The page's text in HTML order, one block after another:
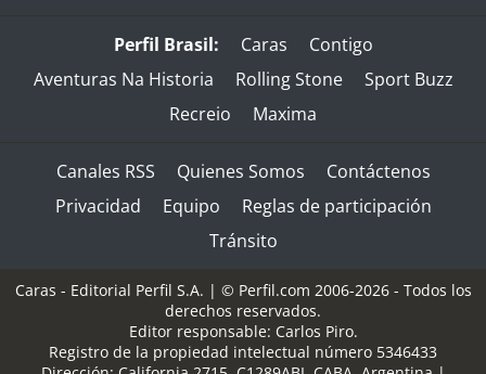
Perfil Brasil: Caras
Contigo
Aventuras Na Historia
Rolling Stone
Sport Buzz
Recreio
Maxima
Canales RSS Quienes Somos
Contáctenos
Privacidad
Equipo
Reglas de participación
Tránsito
Caras - Editorial Perfil S.A. | © Perfil.com 2006-2026 - Todos los
derechos reservados.
Editor responsable: Carlos Piro.
Registro de la propiedad intelectual número 5346433